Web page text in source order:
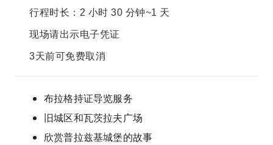
行程时长：2 小时 30 分钟~1 天
现场请出示电子凭证
3天前可免费取消
布拉格持证导览服务
旧城区和瓦茨拉夫广场
欣赏普拉兹基城堡的故事